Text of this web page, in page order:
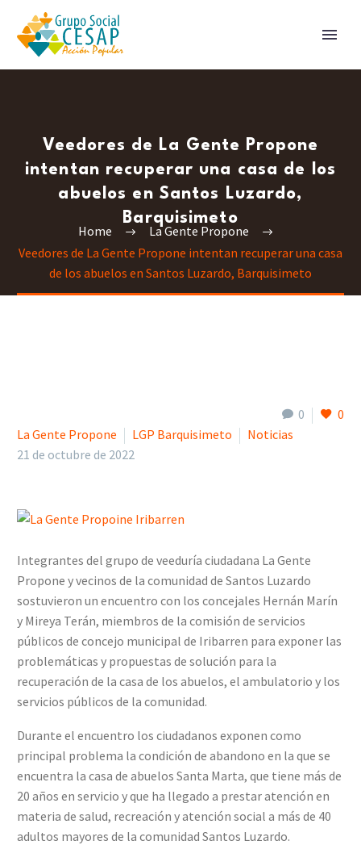
Veedores de La Gente Propone
intentan recuperar una casa de los
abuelos en Santos Luzardo,
Barquisimeto
Home
La Gente Propone
Veedores de La Gente Propone intentan recuperar una casa
de los abuelos en Santos Luzardo, Barquisimeto
0
0
La Gente Propone
LGP Barquisimeto
Noticias
21 de octubre de 2022
Integrantes del grupo de veeduría ciudadana La Gente
Propone y vecinos de la comunidad de Santos Luzardo
sostuvieron un encuentro con los concejales Hernán Marín
y Mireya Terán, miembros de la comisión de servicios
públicos de concejo municipal de Iribarren para exponer las
problemáticas y propuestas de solución para la
recuperación de la casa de los abuelos, el ambulatorio y los
servicios públicos de la comunidad.
Durante el encuentro los ciudadanos exponen como
principal problema la condición de abandono en la que se
encuentra la casa de abuelos Santa Marta, que tiene más de
20 años en servicio y que ha llegado a prestar atención en
materia de salud, recreación y atención social a más de 40
adultos mayores de la comunidad Santos Luzardo.